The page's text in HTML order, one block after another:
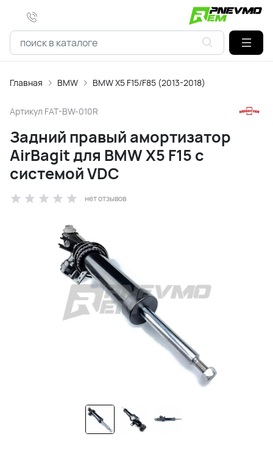
Главная BMW BMW X5 F15/F85 (2013-2018)
Артикул FAT-BW-010R
Задний правый амортизатор
AirBagit для BMW X5 F15 с
системой VDC
нет отзывов